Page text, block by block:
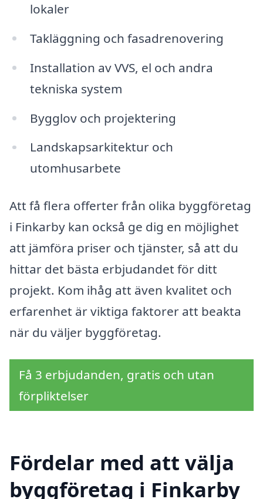
lokaler
Takläggning och fasadrenovering
Installation av VVS, el och andra
tekniska system
Bygglov och projektering
Landskapsarkitektur och
utomhusarbete
Att få flera offerter från olika byggföretag
i Finkarby kan också ge dig en möjlighet
att jämföra priser och tjänster, så att du
hittar det bästa erbjudandet för ditt
projekt. Kom ihåg att även kvalitet och
erfarenhet är viktiga faktorer att beakta
när du väljer byggföretag.
Få 3 erbjudanden, gratis och utan
förpliktelser
Fördelar med att välja
byggföretag i Finkarby